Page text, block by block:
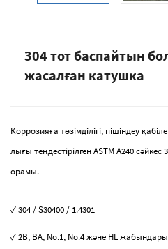
304 тот баспайтын
жасалған катушка
Коррозияға төзімділігі, пішіндеу
лығы теңдестірілген ASTM A240 сәйкес
орамы.
✓ 304 / S30400 / 1.4301
✓ 2B, BA, No.1, No.4 және HL жабындары